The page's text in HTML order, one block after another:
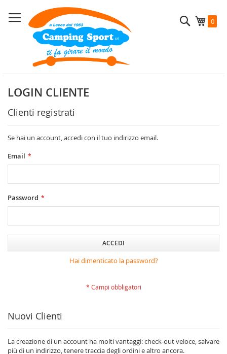
al
contenuto
0
Cerca
LOGIN CLIENTE
Clienti registrati
Se hai un account, accedi con il tuo indirizzo email.
Email
Password
ACCEDI
Hai dimenticato la password?
Nuovi Clienti
La creazione di un account ha molti vantaggi: check-out veloce, salvare
più di un indirizzo, tenere traccia degli ordini e altro ancora.